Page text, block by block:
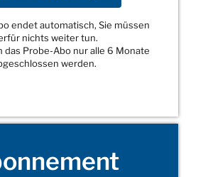
endet automatisch, Sie müssen
nichts weiter tun.
das Probe-Abo nur alle 6 Monate
werden.